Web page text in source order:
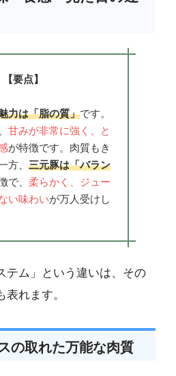
【要点】
力は「脂の質」です。
甘みが非常に強く、と
が特徴です。肉質もき
方、 三元豚は「バラン
で、 柔らかく、ジュー
い味わいが万人受けし
テム」という違いは、その
れます。
の取れた万能な肉質